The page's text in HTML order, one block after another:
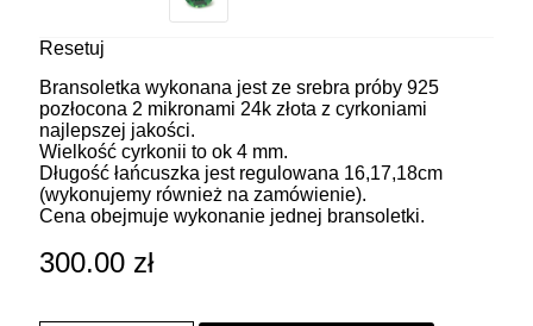
Resetuj
Bransoletka wykonana jest ze srebra próby 925
pozłocona 2 mikronami 24k złota z cyrkoniami
najlepszej jakości.
Wielkość cyrkonii to ok 4 mm.
Długość łańcuszka jest regulowana 16,17,18cm
(wykonujemy również na zamówienie).
Cena obejmuje wykonanie jednej bransoletki.
300.00 zł